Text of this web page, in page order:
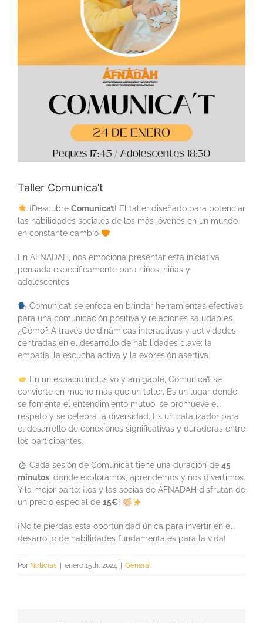
Taller Comunica’t
¡Descubre Comunica’t! El taller diseñado para potenciar
las habilidades sociales de los más jóvenes en un mundo
en constante cambio
En AFNADAH, nos emociona presentar esta iniciativa
pensada específicamente para niños, niñas y
adolescentes.
Comunica’t se enfoca en brindar herramientas efectivas
para una comunicación positiva y relaciones saludables.
¿Cómo? A través de dinámicas interactivas y actividades
centradas en el desarrollo de habilidades clave: la
empatía, la escucha activa y la expresión asertiva.
En un espacio inclusivo y amigable, Comunica’t se
convierte en mucho más que un taller. Es un lugar donde
se fomenta el entendimiento mutuo, se promueve el
respeto y se celebra la diversidad. Es un catalizador para
el desarrollo de conexiones significativas y duraderas entre
los participantes.
Cada sesión de Comunica’t tiene una duración de 45
minutos, donde exploramos, aprendemos y nos divertimos.
Y la mejor parte: ¡los y las socias de AFNADAH disfrutan de
un precio especial de 15€!
¡No te pierdas esta oportunidad única para invertir en el
desarrollo de habilidades fundamentales para la vida!
Por Noticias enero 15th, 2024 General